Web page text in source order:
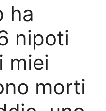
ha
nipoti
miei
morti